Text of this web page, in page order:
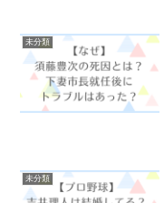
未分類
未分類